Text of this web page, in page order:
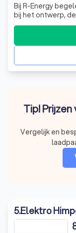
Bij R-Energy
bij het ontwerp,
hoogwaardige en
Tip!
Vergelijk en
5.Elektro